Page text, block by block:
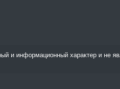
и информационный характер и не